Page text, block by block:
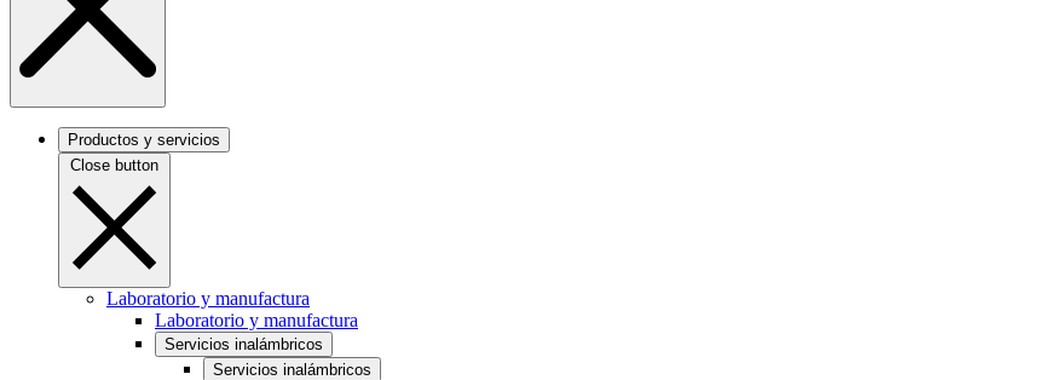
Productos y servicios
Close button
Laboratorio y manufactura
Laboratorio y manufactura
Servicios inalámbricos
Servicios inalámbricos